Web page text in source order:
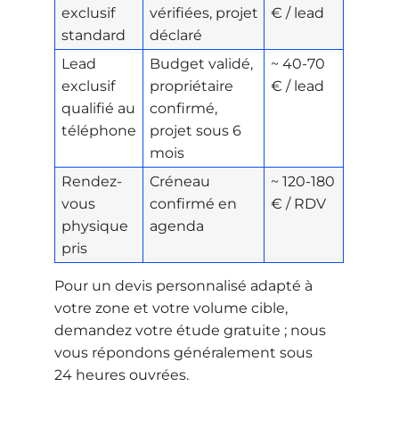
exclusif
standard
vérifiées, projet
déclaré
€ / lead
Lead
exclusif
qualifié au
téléphone
Budget validé,
propriétaire
confirmé,
projet sous 6
mois
~ 40-70
€ / lead
Rendez-
vous
physique
pris
Créneau
confirmé en
agenda
~ 120-180
€ / RDV
Pour un devis personnalisé adapté à
votre zone et votre volume cible,
demandez votre étude gratuite ; nous
vous répondons généralement sous
24 heures ouvrées.